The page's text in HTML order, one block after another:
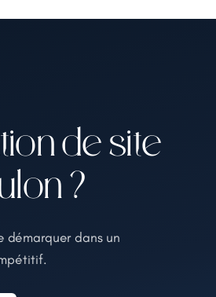
de site
?
démarquer dans un